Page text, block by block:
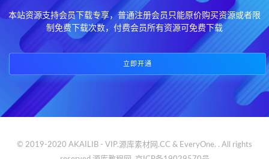
本站资源支持会员下载专享，普通注册会员只能原价购买资源或者限
制免费下载次数，付费会员所有资源可免费下载
立即开通
© 2019-2020 AKAILIB - VIP.源库素材网.CC & EveryOne. . All rights